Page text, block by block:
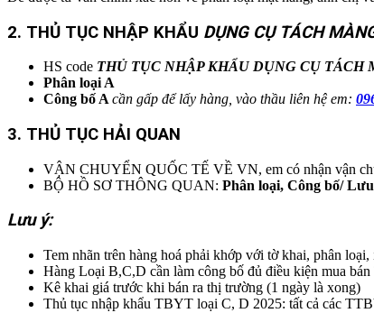
2. THỦ TỤC NHẬP KHẨU DỤNG CỤ TÁCH
HS code THỦ TỤC NHẬP KHẨU DỤNG CỤ TÁCH
Phân loại A
Công bố A cần gấp để lấy hàng, vào thầu liên hệ em:
3. THỦ TỤC HẢI QUAN
VẬN CHUYỂN QUỐC TẾ VỀ VN, em có nhận vận
BỘ HỒ SƠ THÔNG QUAN: Phân loại, Công bố/
Lưu ý:
Tem nhãn trên hàng hoá phải khớp với tờ khai, phân
Hàng Loại B,C,D cần làm công bố đủ điều kiện mua
Kê khai giá trước khi bán ra thị trường (1 ngày là xong)
Thủ tục nhập khẩu TBYT loại C, D 2025: tất cả các